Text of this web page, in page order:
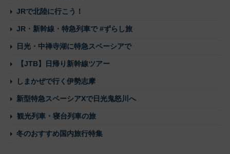
JRで北陸に行こう！
JR・新幹線・特急列車で #ずらし旅
日光・中禅寺湖に特急スペーシアで
【JTB】日帰り新幹線ツアー
しまかぜで行く伊勢志摩
新型特急スペーシアXで日光鬼怒川へ
観光列車・寝台列車の旅
冬のおすすめ国内旅行特集